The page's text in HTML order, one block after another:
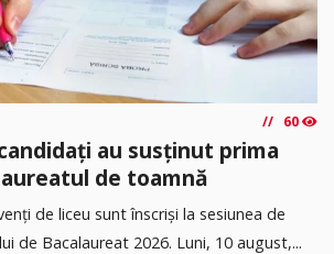
60
au susținut prima
de toamnă
de liceu sunt înscriși la sesiunea de
de Bacalaureat 2026. Luni, 10 august,...